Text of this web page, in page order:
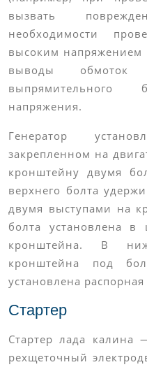
вызвать
необходимости
высоким напряжением
выводы
напряжения.
Генератор
закрепленном на
кронштейну двумя
верхнего болта
двумя выступами на
болта установлена в
кронштейна. В
кронштейна под
установлена распорная
Стартер
Стартер лада калина
рехщеточный